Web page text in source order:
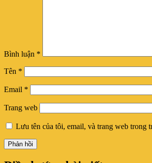
Bình luận *
Tên *
Email *
Trang web
Lưu tên của tôi, email, và trang web trong